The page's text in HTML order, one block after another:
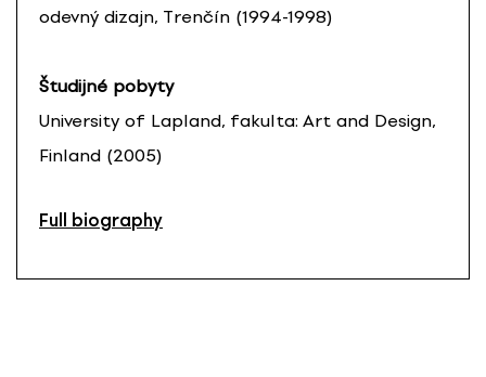
odevný dizajn, Trenčín (1994-1998)
Študijné pobyty
University of Lapland, fakulta: Art and Design,
Finland (2005)
Full biography